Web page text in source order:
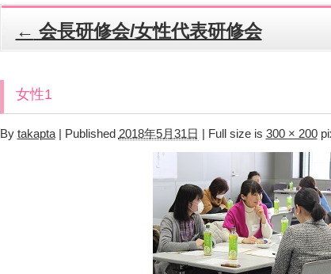
← 会長研修会/女性代表研修会
女性1
By takapta | Published 2018年5月31日 | Full size is 300 × 200